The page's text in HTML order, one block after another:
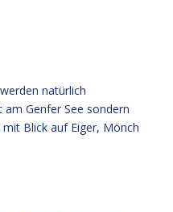
natürlich
Genfer See sondern
Blick auf Eiger, Mönch